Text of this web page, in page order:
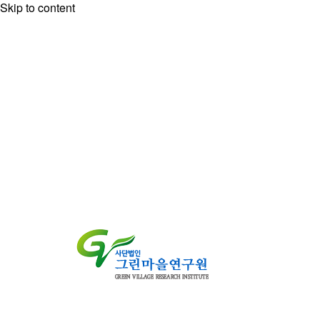
Skip to content